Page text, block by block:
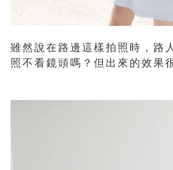
雖然說在路邊這樣拍照時，路
照不看鏡頭嗎？但出來的效果